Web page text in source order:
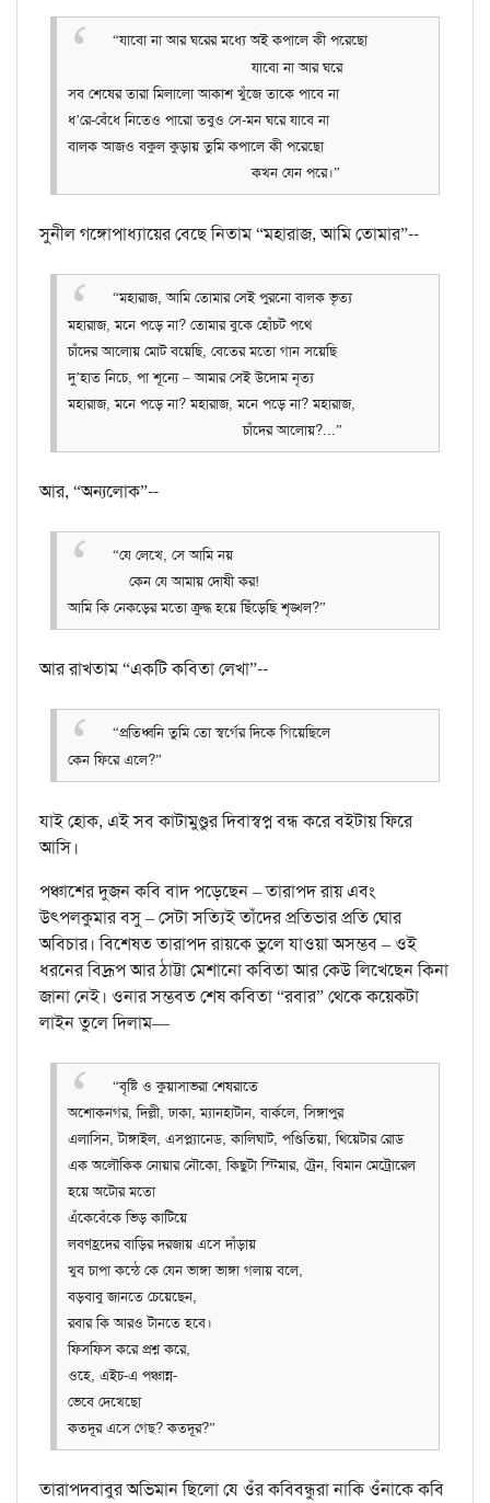
“যাবো না আর ঘরের মধ্যে অই কপালে কী পরেছো
যাবো না আর ঘরে
সব শেষের তারা মিলালো আকাশ খুঁজে তাকে পাবে না
ধ’রে-বেঁধে নিতেও পারো তবুও সে-মন ঘরে যাবে না
বালক আজও বকুল কুড়ায় তুমি কপালে কী পরেছো
কখন যেন পরে।”
সুনীল গঙ্গোপাধ্যায়ের বেছে নিতাম “মহারাজ, আমি তোমার”--
“মহারাজ, আমি তোমার সেই পুরনো বালক ভৃত্য
মহারাজ, মনে পড়ে না? তোমার বুকে হোঁচট পথে
চাঁদের আলোয় মোট বয়েছি, বেতের মতো গান সয়েছি
দু’হাত নিচে, পা শূন্যে – আমার সেই উদোম নৃত্য
মহারাজ, মনে পড়ে না? মহারাজ, মনে পড়ে না? মহারাজ,
চাঁদের আলোয়?...”
আর, “অন্যলোক”--
“যে লেখে, সে আমি নয়
কেন যে আমায় দোষী কর!
আমি কি নেকড়ের মতো ক্রুদ্ধ হয়ে ছিঁড়েছি শৃঙ্খল?”
আর রাখতাম “একটি কবিতা লেখা”--
“প্রতিধ্বনি তুমি তো স্বর্গের দিকে গিয়েছিলে
কেন ফিরে এলে?”
যাই হোক, এই সব কাটামুণ্ডুর দিবাস্বপ্ন বন্ধ করে বইটায় ফিরে
আসি।
পঞ্চাশের দুজন কবি বাদ পড়েছেন – তারাপদ রায় এবং
উৎপলকুমার বসু – সেটা সত্যিই তাঁদের প্রতিভার প্রতি ঘোর
অবিচার। বিশেষত তারাপদ রায়কে ভুলে যাওয়া অসম্ভব – ওই
ধরনের বিদ্রূপ আর ঠাট্টা মেশানো কবিতা আর কেউ লিখেছেন কিনা
জানা নেই। ওনার সম্ভবত শেষ কবিতা “রবার” থেকে কয়েকটা
লাইন তুলে দিলাম—
“বৃষ্টি ও কুয়াসাভরা শেষরাতে
অশোকনগর, দিল্লী, ঢাকা, ম্যানহাটান, বার্কলে, সিঙ্গাপুর
এলাসিন, টাঙ্গাইল, এসপ্ল্যানেড, কালিঘাট, পণ্ডিতিয়া, থিয়েটার রোড
এক অলৌকিক নোয়ার নৌকো, কিছুটা স্টিমার, ট্রেন, বিমান মেট্রোরেল
হয়ে অটোর মতো
এঁকেবেঁকে ভিড় কাটিয়ে
লবণহ্রদের বাড়ির দরজায় এসে দাঁড়ায়
খুব চাপা কন্ঠে কে যেন ভাঙ্গা ভাঙ্গা গলায় বলে,
বড়বাবু জানতে চেয়েছেন,
রবার কি আরও টানতে হবে।
ফিসফিস করে প্রশ্ন করে,
ওহে, এইচ-এ পঞ্চান্ন-
ভেবে দেখেছো
কতদূর এসে গেছ? কতদূর?”
তারাপদবাবুর অভিমান ছিলো যে ওঁর কবিবন্ধুরা নাকি ওঁনাকে কবি